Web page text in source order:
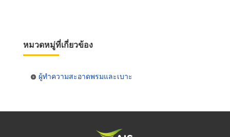
หมวดหมู่ที่เกี่ยวข้อง
ผู้ทำความสะอาดพรมและเบาะ